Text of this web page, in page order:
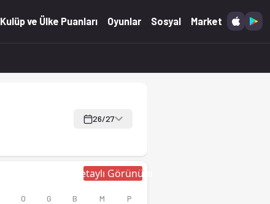
ve Ülke Puanları Oyunlar Sosyal Market
26/27
Detaylı Görünüm
O G B M P